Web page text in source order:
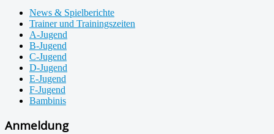
News & Spielberichte
Trainer und Trainingszeiten
A-Jugend
B-Jugend
C-Jugend
D-Jugend
E-Jugend
F-Jugend
Bambinis
Anmeldung